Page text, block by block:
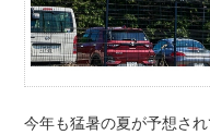
今年も猛暑の夏が予想さ